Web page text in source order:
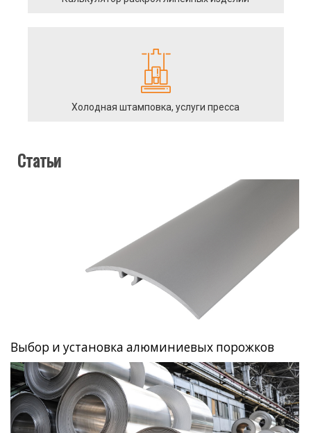
Холодная штамповка, услуги пресса
Статьи
Выбор и установка алюминиевых порожков